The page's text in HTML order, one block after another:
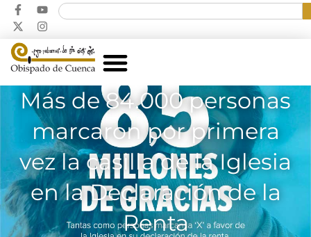
Más de 84.000 personas
marcaron por primera
vez la casilla de la Iglesia
en la Declaración de la
Renta